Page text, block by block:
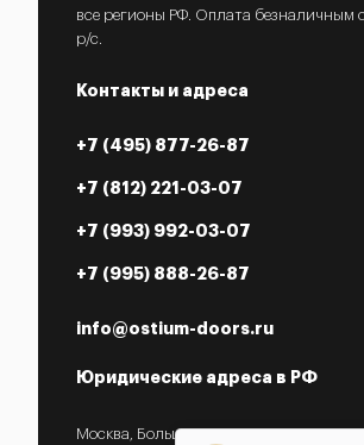
все регионы РФ. Оплата безналичным
р/с.
Контакты и адреса
+7 (495) 877-26-87
+7 (812) 221-03-07
+7 (993) 992-03-07
+7 (995) 888-26-87
info@ostium-doors.ru
Юридические адреса в РФ
Москва, Большой Староданиловский